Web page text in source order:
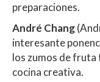
preparaciones.
André Chang
interesante
los zumos de
cocina creativa.